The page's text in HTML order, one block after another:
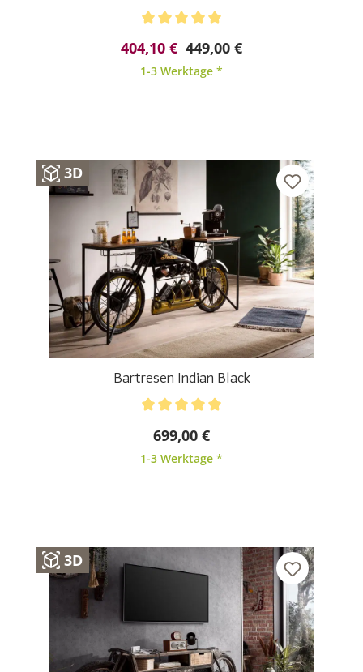
404,10 € 449,00 €
1-3 Werktage *
3D
Bartresen Indian Black
699,00 €
1-3 Werktage *
3D